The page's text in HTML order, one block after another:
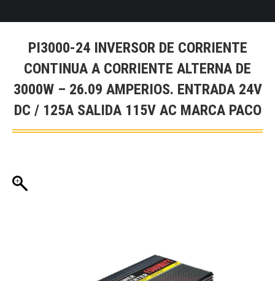
PI3000-24 INVERSOR DE CORRIENTE
CONTINUA A CORRIENTE ALTERNA DE
3000W – 26.09 AMPERIOS. ENTRADA 24V
DC / 125A SALIDA 115V AC MARCA PACO